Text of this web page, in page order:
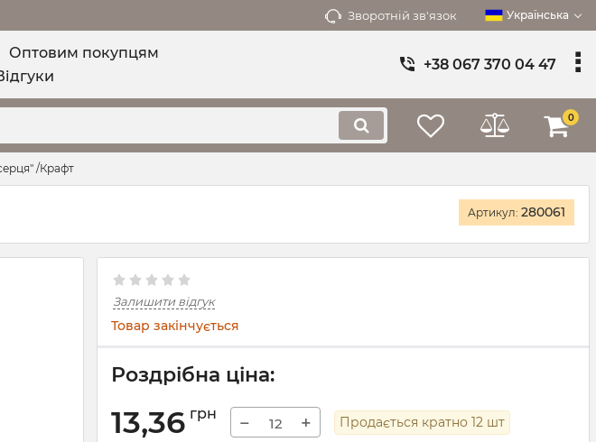
Зворотній зв'язок Українська
Оптовим покупцям
+38 067 370 04 47
0
/Крафт
Артикул: 280061
Залишити відгук
Товар закінчується
Роздрібна ціна:
13,36 грн − + Продається кратно 12 шт